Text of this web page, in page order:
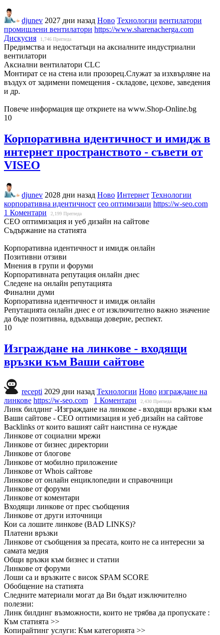
djunev 2027 дни назад Ново Технологии вентилатори
промишлени вентилатори https://www.sharenacherga.com
Дискусия
1,746 Прегледа
Предимства и недостатъци на аксиалните индустриални
вентилатори
Аксиални вентилатори CLC
Монтират се на стена или прозорец.Служат за изхвърляне на
въздух от задимени помещения - складове, цехове, заведения
и др.
Повече информация ще откриете на www.Shop-Online.bg
10
Корпоративна идентичност и имидж в
интернет пространството - съвети от
VISEO
djunev 2028 дни назад Ново Интернет Технологии
корпоративна идентичност сео оптимизаци https://w-seo.com
1 Коментари
2,199 Прегледа
СЕО оптимизация и уеб дизайн на сайтове
Съдържание на статията
Корпоративна идентичност и имидж онлайн
Позитивни отзиви
Мнения в групи и форуми
Корпоративната репутация онлайн днес
Следене на онлайн репутацията
Финални думи
Корпоративна идентичност и имидж онлайн
Репутацията онлайн днес е от изключително важно значение
да бъде позитивна, вдъхваща доверие, респект.
10
Изграждане на линкове - входящи
връзки към Ваши сайтове
recepti 2029 дни назад Технологии Ново изграждане на
линкове https://w-seo.com 1 Коментари 2,430 Прегледа
Линк билдинг -Изграждане на линкове - входящи връзки към
Ваши сайтове - СЕО оптимизация и уеб дизайн на сайтове
Backlinks от които вашият сайт наистина се нуждае
Линкове от социални мрежи
Линкове от бизнес директории
Линкове от блогове
Линкове от мобилно приложение
Линкове от Whois сайтове
Линкове от онлайн енциклопедии и справочници
Линкове от форуми
Линкове от коментари
Входящи линкове от прес съобщения
Линкове от други източници
Кои са лошите линкове (BAD LINKS)?
Платени връзки
Линкове от съобщения за пресата, които не са интересни за
самата медия
Общи връзки към бизнес и статии
Линкове от форуми
Лоши са и връзките с висок SPAM SCORE
Обобщение на статията
Следните материали могат да Ви бъдат изключително
полезни:
Линк билдинг възможности, които не трябва да пропускате :
Към статията >>
Копирайтинг услуги: Към категорията >>